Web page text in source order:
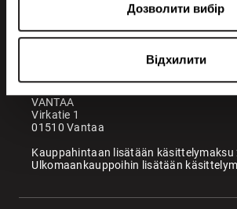
Дозволити вибір
Відхилити
Офіс
VANTAA
Virkatie 1
01510 Vantaa
Kauppahintaan lisätään käsittelymaksu
Ulkomaankauppoihin lisätään